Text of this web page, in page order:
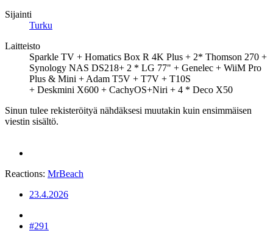
Sijainti
Turku
Laitteisto
Sparkle TV + Homatics Box R 4K Plus + 2* Thomson 270 +
Synology NAS DS218+ 2 * LG 77" + Genelec + WiiM Pro
Plus & Mini + Adam T5V + T7V + T10S
+ Deskmini X600 + CachyOS+Niri + 4 * Deco X50
Sinun tulee rekisteröityä nähdäksesi muutakin kuin ensimmäisen
viestin sisältö.
Reactions: MrBeach
23.4.2026
#291